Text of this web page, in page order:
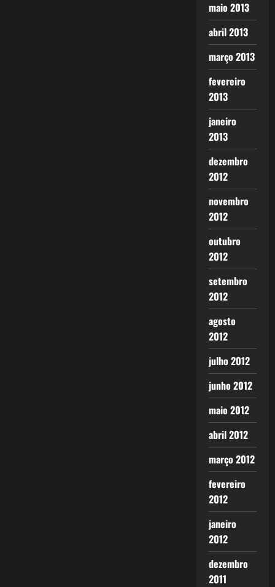
maio 2013
abril 2013
março 2013
fevereiro
2013
janeiro
2013
dezembro
2012
novembro
2012
outubro
2012
setembro
2012
agosto
2012
julho 2012
junho 2012
maio 2012
abril 2012
março 2012
fevereiro
2012
janeiro
2012
dezembro
2011